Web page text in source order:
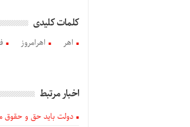
کلمات کلیدی
اهر اهرامروز
اخبار مرتبط
دولت باید حق و حقوق